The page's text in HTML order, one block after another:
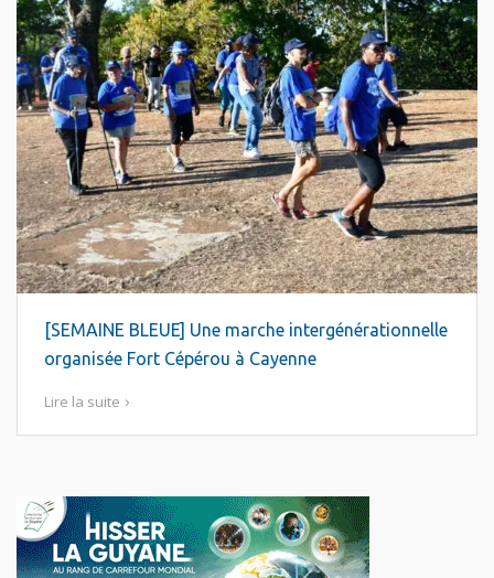
[SEMAINE BLEUE] Une marche intergénérationnelle
organisée Fort Cépérou à Cayenne
Lire la suite